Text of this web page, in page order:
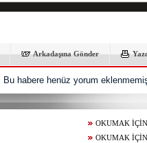
Arkadaşına Gönder
Bu habere henüz yorum
OKUMAK
OKUMAK